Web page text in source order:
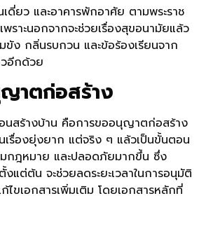
เดี่ยว และอาคารพักอาศัย ตามพระราช
าะนอกจากจะช่วยเรื่องสุขอนามัยแล้ว
ง กลิ่นรบกวน และข้อร้องเรียนจาก
วอีกด้วย
าตก่อสร้าง
สร้างบ้าน คือการขออนุญาตก่อสร้าง
เรื่องยุ่งยาก แต่จริง ๆ แล้วเป็นขั้นตอน
กฎหมาย และปลอดภัยมากขึ้น ซึ่ง
งแต่ต้น จะช่วยลดระยะเวลาในการอนุมัติ
ไขเอกสารเพิ่มเติม โดยเอกสารหลักที่